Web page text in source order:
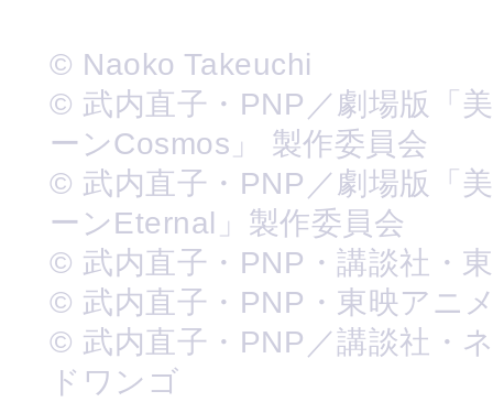
© Naoko Takeuchi
© 武内直子・PNP／劇場版「
ーンCosmos」 製作委員会
© 武内直子・PNP／劇場版「
ーンEternal」製作委員会
© 武内直子・PNP・講談社・
© 武内直子・PNP・東映アニ
© 武内直子・PNP／講談社・
ドワンゴ